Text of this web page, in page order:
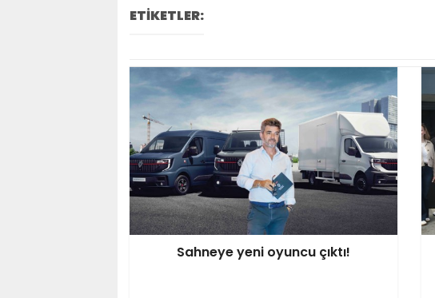
ETİKETLER:
Sahneye yeni oyuncu çıktı!